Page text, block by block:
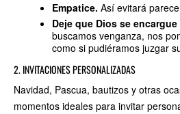
Empatice. Así evitará
Deje que Dios se
buscamos venganza, nos
como si pudiéramos juzgar
2. INVITACIONES PERSONALIZADAS
Navidad, Pascua, bautizos y otras
momentos ideales para invitar